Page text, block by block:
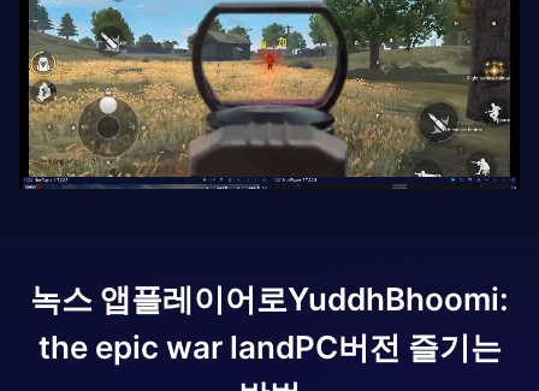
녹스 앱플레이어로YuddhBhoomi:
the epic war landPC버전 즐기는